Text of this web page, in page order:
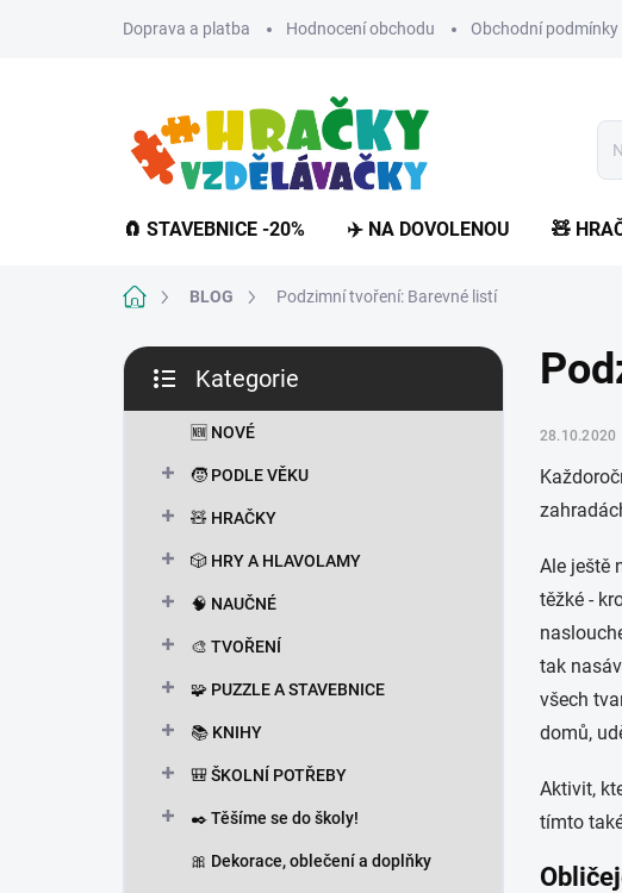
Doprava a platba Hodnocení obchodu Obchodní podmínky
🧲 STAVEBNICE -20% ✈️ NA DOVOLENOU 🧸
Domů BLOG Podzimní tvoření: Barevné listí
P
s
kategorie
Kategorie
🆕 NOVÉ
🧒 PODLE VĚKU
🧸 HRAČKY
🎲 HRY A HLAVOLAMY
🧠 NAUČNÉ
🎨 TVOŘENÍ
🧩 PUZZLE A STAVEBNICE
📚 KNIHY
🎒 ŠKOLNÍ POTŘEBY
✒️ Těšíme se do školy!
🎀 Dekorace, oblečení a doplňky
28.10.2020
Ale ještě
těžké -
tak
všech
domů,
Aktivit,
tímto